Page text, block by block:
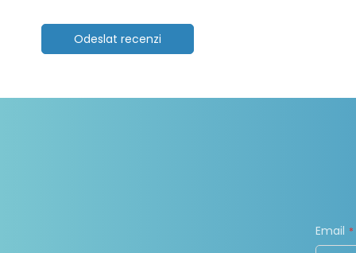
Odeslat recenzi
Email